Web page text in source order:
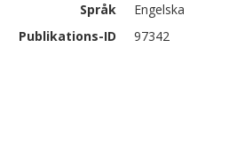
Språk
Engelska
Publikations-ID
97342